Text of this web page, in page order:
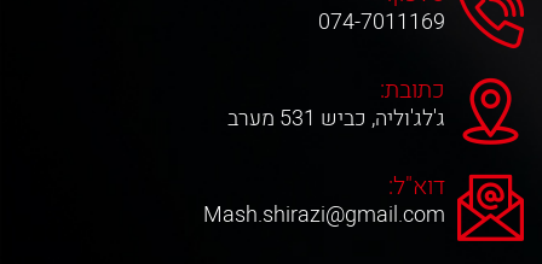
074-7011169
כתובת:
ג'לג'וליה, כביש 531 מערב
דוא"ל:
Mash.shirazi@gmail.com